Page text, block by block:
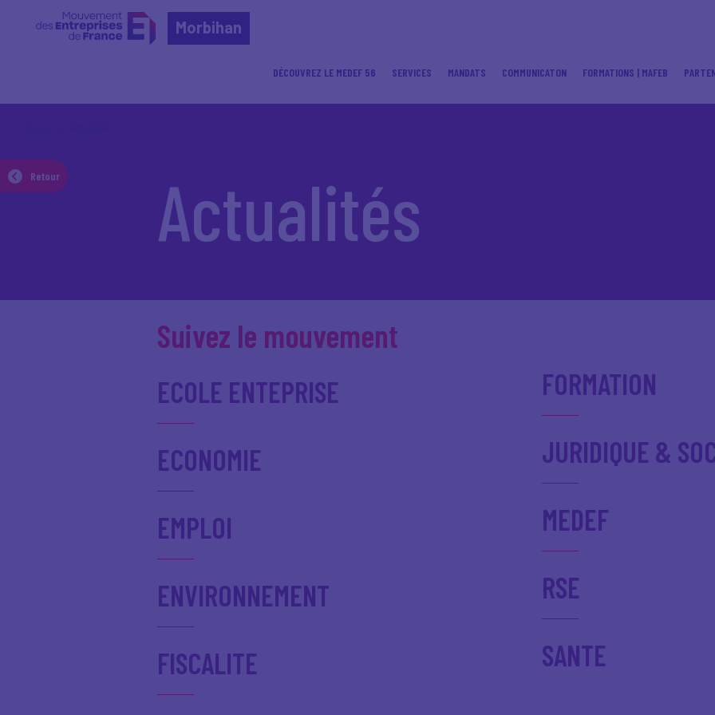
Morbihan
DÉCOUVREZ LE MEDEF 56 SERVICES MANDATS COMMUNICATON FORMATIONS | MAFEB
Retour Actualités
Suivez le mouvement
ECOLE ENTEPRISE
ECONOMIE
EMPLOI
ENVIRONNEMENT
FISCALITE
FORMATION
JURIDIQUE &
MEDEF
RSE
SANTE